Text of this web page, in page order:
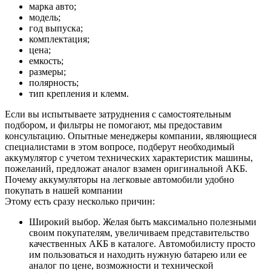
марка авто;
модель;
год выпуска;
комплектация;
цена;
емкость;
размеры;
полярность;
тип крепления и клемм.
Если вы испытываете затруднения с самостоятельным
подбором, и фильтры не помогают, мы предоставим
консультацию. Опытные менеджеры компании, являющиеся
специалистами в этом вопросе, подберут необходимый
аккумулятор с учетом технических характеристик машины,
пожеланий, предложат аналог взамен оригинальной АКБ.
Почему аккумуляторы на легковые автомобили удобно
покупать в нашей компании
Этому есть сразу несколько причин:
Широкий выбор. Желая быть максимально полезными
своим покупателям, увеличиваем представительство
качественных АКБ в каталоге. Автомобилисту просто
им пользоваться и находить нужную батарею или ее
аналог по цене, возможности и технической